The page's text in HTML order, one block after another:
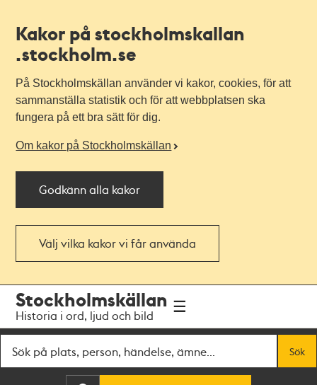
Kakor på stockholmskallan
.stockholm.se
På Stockholmskällan använder vi kakor, cookies, för att
sammanställa statistik och för att webbplatsen ska
fungera på ett bra sätt för dig.
Om kakor på Stockholmskällan
Godkänn alla kakor
Välj vilka kakor vi får använda
navigationen
huvudinnehållet
Stockholmskällan
Historia i ord, ljud och bild
Sök